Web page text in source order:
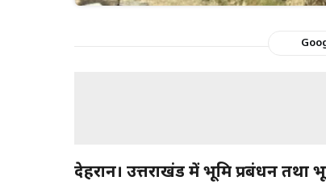
देहरादून। उत्तराखंड में भूमि प्रबंधन